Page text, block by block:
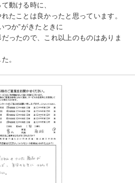
動ける時に、
たことは良かったと思っています。
か”がきたときに
ったので、これ以上のものはありま
。